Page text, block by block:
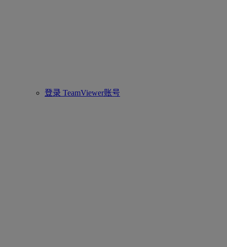
登录 TeamViewer账号